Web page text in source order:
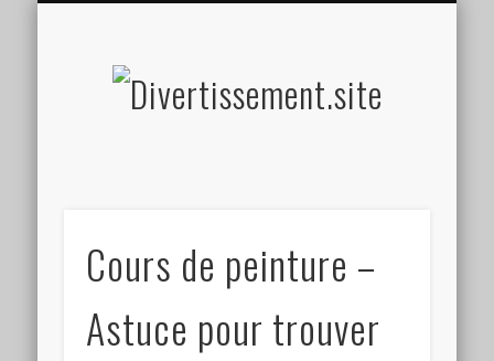
Cours de peinture –
Astuce pour trouver